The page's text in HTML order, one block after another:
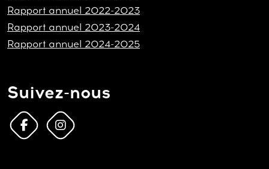
Rapport annuel 2022-2023
Rapport annuel 2023-2024
Rapport annuel 2024-2025
Suivez-nous